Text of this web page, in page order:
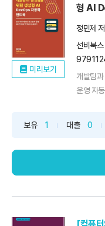
미리보기
형 AI
정민제 저
선비북스
개발팀과
운영 자
보유 1 대출 0